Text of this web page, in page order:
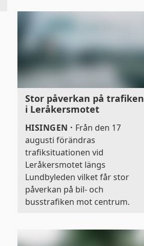
på
kak-
Stor påverkan på trafiken
i Leråkersmotet
HISINGEN · Från den 17
augusti förändras
trafiksituationen vid
Leråkersmotet längs
Lundbyleden vilket får stor
påverkan på bil- och
busstrafiken mot centrum.